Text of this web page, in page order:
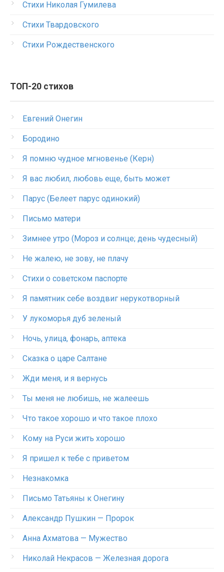
Стихи Николая Гумилева
Стихи Твардовского
Стихи Рождественского
ТОП-20 стихов
Евгений Онегин
Бородино
Я помню чудное мгновенье (Керн)
Я вас любил, любовь еще, быть может
Парус (Белеет парус одинокий)
Письмо матери
Зимнее утро (Мороз и солнце; день чудесный)
Не жалею, не зову, не плачу
Стихи о советском паспорте
Я памятник себе воздвиг нерукотворный
У лукоморья дуб зеленый
Ночь, улица, фонарь, аптека
Сказка о царе Салтане
Жди меня, и я вернусь
Ты меня не любишь, не жалеешь
Что такое хорошо и что такое плохо
Кому на Руси жить хорошо
Я пришел к тебе с приветом
Незнакомка
Письмо Татьяны к Онегину
Александр Пушкин — Пророк
Анна Ахматова — Мужество
Николай Некрасов — Железная дорога